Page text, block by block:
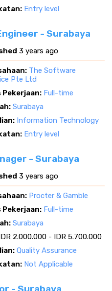
Entry level
- Surabaya
3 years ago
The Software
Pte Ltd
Pekerjaan: Full-time
Surabaya
Information Technology
Entry level
- Surabaya
3 years ago
Procter & Gamble
Pekerjaan: Full-time
Surabaya
2.000.000 - IDR 5.700.000
Quality Assurance
Not Applicable